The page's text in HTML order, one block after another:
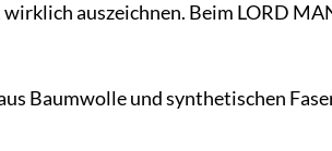
auszeichnen. Beim LORD
Baumwolle und synthetischen